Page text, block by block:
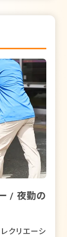
/ 夜勤の
クリエーシ